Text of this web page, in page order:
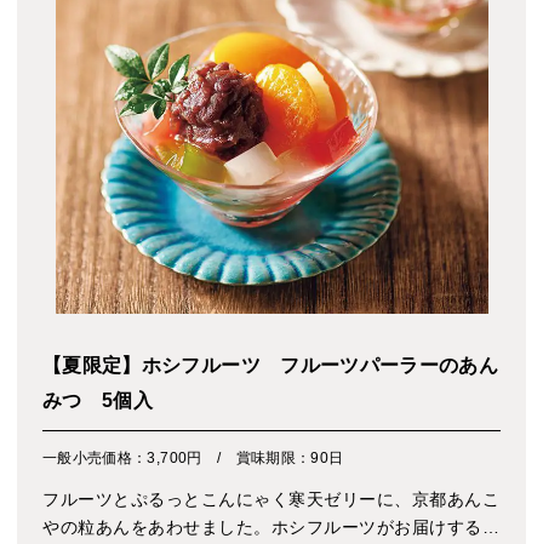
【夏限定】ホシフルーツ フルーツパーラーのあん
みつ 5個入
一般小売価格：3,700円 / 賞味期限：90日
フルーツとぷるっとこんにゃく寒天ゼリーに、京都あんこ
やの粒あんをあわせました。ホシフルーツがお届けする、